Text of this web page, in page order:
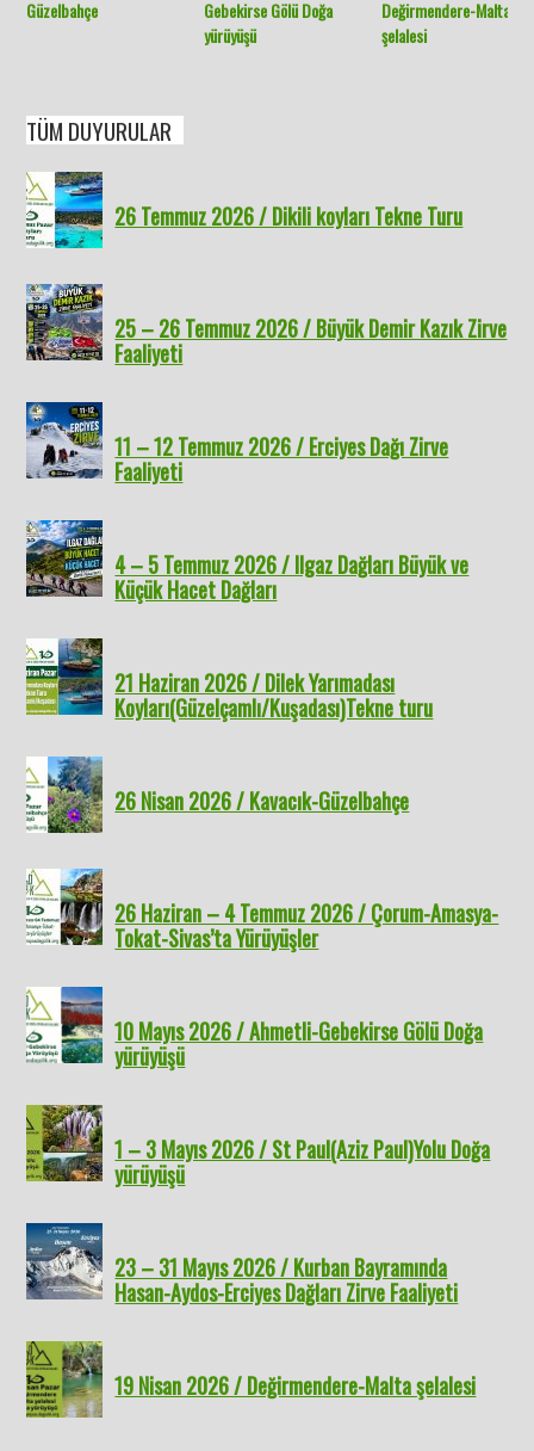
Güzelbahçe
Gebekirse Gölü Doğa
yürüyüşü
Değirmendere-Malta
şelalesi
TÜM DUYURULAR
26 Temmuz 2026 / Dikili koyları Tekne Turu
25 – 26 Temmuz 2026 / Büyük Demir Kazık Zirve
Faaliyeti
11 – 12 Temmuz 2026 / Erciyes Dağı Zirve
Faaliyeti
4 – 5 Temmuz 2026 / Ilgaz Dağları Büyük ve
Küçük Hacet Dağları
21 Haziran 2026 / Dilek Yarımadası
Koyları(Güzelçamlı/Kuşadası)Tekne turu
26 Nisan 2026 / Kavacık-Güzelbahçe
26 Haziran – 4 Temmuz 2026 / Çorum-Amasya-
Tokat-Sivas’ta Yürüyüşler
10 Mayıs 2026 / Ahmetli-Gebekirse Gölü Doğa
yürüyüşü
1 – 3 Mayıs 2026 / St Paul(Aziz Paul)Yolu Doğa
yürüyüşü
23 – 31 Mayıs 2026 / Kurban Bayramında
Hasan-Aydos-Erciyes Dağları Zirve Faaliyeti
19 Nisan 2026 / Değirmendere-Malta şelalesi